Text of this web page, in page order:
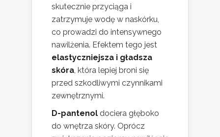
skutecznie przyciąga i
zatrzymuje wodę w naskórku,
co prowadzi do intensywnego
nawilżenia. Efektem tego jest
elastyczniejsza i gładsza
skóra, która lepiej broni się
przed szkodliwymi czynnikami
zewnętrznymi.
D-pantenol dociera głęboko
do wnętrza skóry. Oprócz